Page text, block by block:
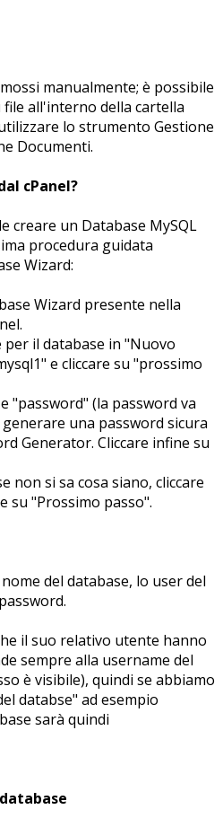
manualmente; è possibile
all'interno della cartella
lo strumento Gestione
Documenti.
cPanel?
creare un Database MySQL
procedura guidata
Wizard:
Wizard presente nella
il database in "Nuovo
e cliccare su "prossimo
(la password va
una password sicura
Generator. Cliccare infine su
non si sa cosa siano, cliccare
su "Prossimo passo".
del database, lo user del
il suo relativo utente hanno
sempre alla username del
è visibile), quindi se abbiamo
databse" ad esempio
sarà quindi